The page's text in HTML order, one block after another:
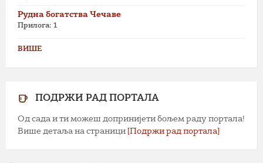
Рудна богатства Чечаве
Прилога: 1
ВИШЕ
ПОДРЖИ РАД ПОРТАЛА
Од сада и ти можеш допринијети бољем раду портала!
Више детаља на страници [Подржи рад портала]